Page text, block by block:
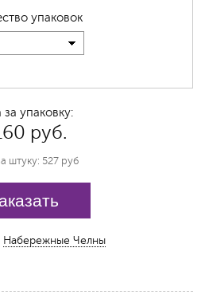
упаковок
за упаковку:
руб.
штуку: 527 руб
Набережные Челны